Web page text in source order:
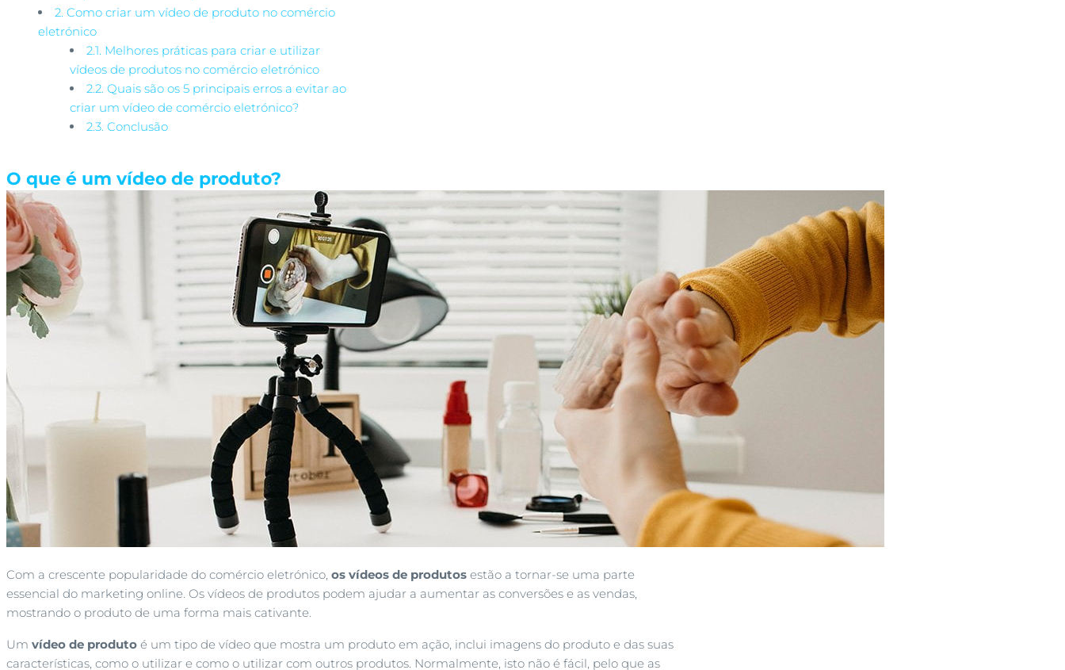
2. Como criar um vídeo de produto no comércio
eletrónico
2.1. Melhores práticas para criar e utilizar
vídeos de produtos no comércio eletrónico
2.2. Quais são os 5 principais erros a evitar ao
criar um vídeo de comércio eletrónico?
2.3. Conclusão
O que é um vídeo de produto?
Com a crescente popularidade do comércio eletrónico, os vídeos de produtos estão a tornar-se uma parte
essencial do marketing online. Os vídeos de produtos podem ajudar a aumentar as conversões e as vendas,
mostrando o produto de uma forma mais cativante.
Um vídeo de produto é um tipo de vídeo que mostra um produto em ação, inclui imagens do produto e das suas
características, como o utilizar e como o utilizar com outros produtos. Normalmente, isto não é fácil, pelo que as